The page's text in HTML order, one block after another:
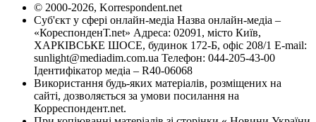
© 2000-2026, Korrespondent.net
Суб'єкт у сфері онлайн-медіа Назва онлайн-медіа –
«КореспонденТ.net» Адреса: 02091, місто Київ,
ХАРКІВСЬКЕ ШОСЕ, будинок 172-Б, офіс 208/1 E-mail:
sunlight@mediadim.com.ua Телефон: 044-205-43-00
Ідентифікатор медіа – R40-06068
Використання будь-яких матеріалів, розміщених на
сайті, дозволяється за умови посилання на
Корреспондент.net.